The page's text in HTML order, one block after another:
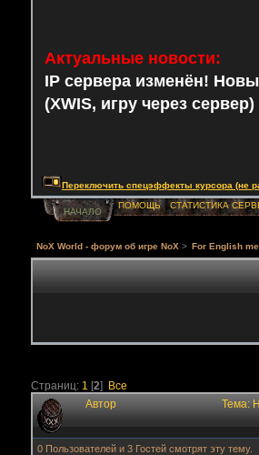
Актуальные новости:
IP сервера изменён!
(XWIS, игру через сервер)
Переключить спецэффекты курсора (не
НАЧАЛО
ПОМОЩЬ СТАТИСТИКА
NoX World - форум об игре NoX > For English
Страниц: 1 [2] Все
Автор Тема:
0 Пользователей и 3 Гостей смотрят эту тему.